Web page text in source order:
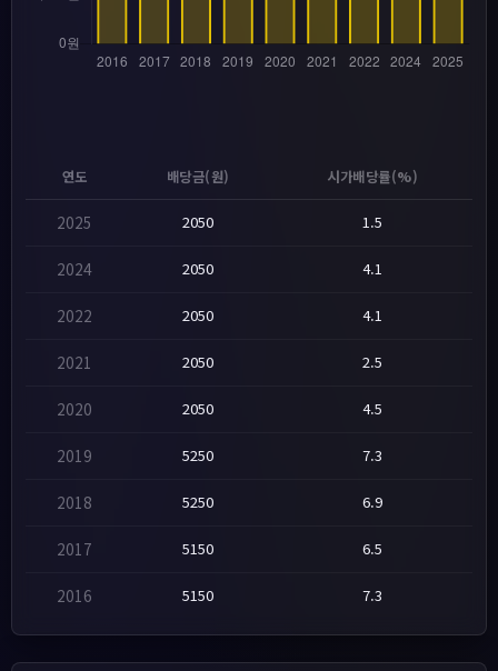
연도 배당금(원) 시가배당률(%)
2025 2050 1.5
2024 2050 4.1
2022 2050 4.1
2021 2050 2.5
2020 2050 4.5
2019 5250 7.3
2018 5250 6.9
2017 5150 6.5
2016 5150 7.3